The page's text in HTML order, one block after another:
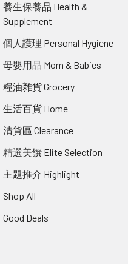
養生保養品 Health &
Supplement
個人護理 Personal Hygiene
母嬰用品 Mom & Babies
糧油雜貨 Grocery
生活百貨 Home
清貨區 Clearance
精選美饌 Elite Selection
主題推介 Highlight
Shop All
Good Deals